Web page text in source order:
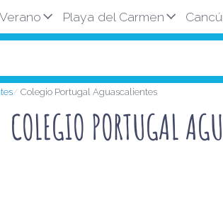
Playa del Carmen
Colegio Portugal Aguascalientes
COLEGIO PORTUGAL